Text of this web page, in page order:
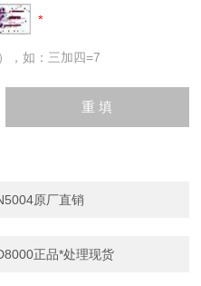
，如：三加四=7
原厂直销
正品*处理现货